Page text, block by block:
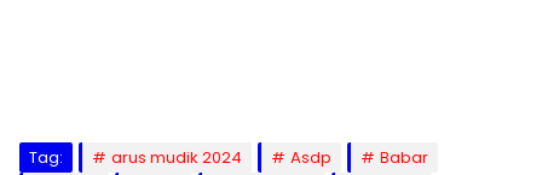
Tag: arus mudik 2024 Asdp
Babar